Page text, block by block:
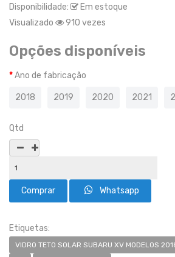
Disponibilidade:
Em estoque
Visualizado
910 vezes
Opções disponíveis
Ano de fabricação
2018 2019 2020 2021
Qtd
Whatsapp
Etiquetas:
VIDRO TETO SOLAR SUBARU XV MODELOS